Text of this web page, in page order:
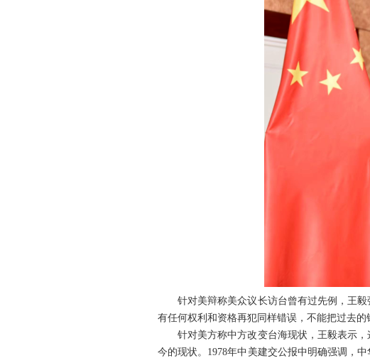
针对美辩称美众议长访台曾有过先例，王
有任何权利和资格再犯同样错误，不能把过去
针对美方称中方改变台海现状，王毅表示
今的现状。1978年中美建交公报中明确强调，